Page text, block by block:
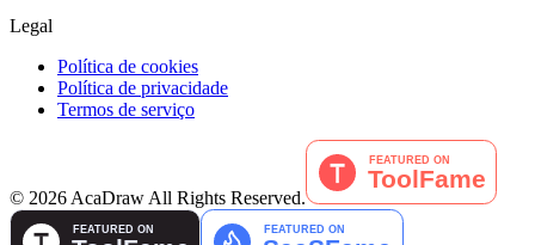
Legal
Política de cookies
Política de privacidade
Termos de serviço
© 2026 AcaDraw All Rights Reserved.